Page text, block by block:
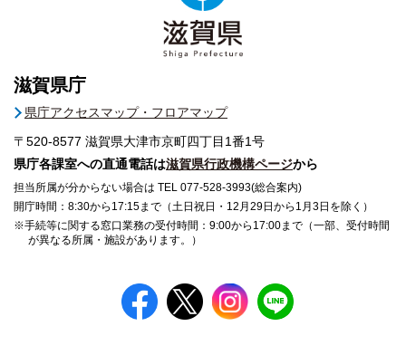
滋賀県庁
県庁アクセスマップ・フロアマップ
〒520-8577 滋賀県大津市京町四丁目1番1号
県庁各課室への直通電話は滋賀県行政機構ページから
担当所属が分からない場合は TEL 077-528-3993(総合案内)
開庁時間：8:30から17:15まで（土日祝日・12月29日から1月3日を除く）
※手続等に関する窓口業務の受付時間：9:00から17:00まで（一部、受付時間
が異なる所属・施設があります。）